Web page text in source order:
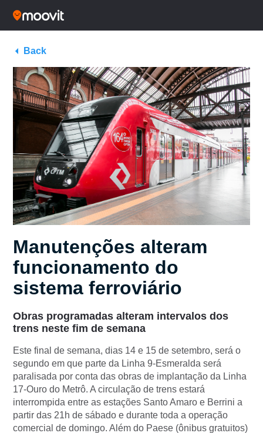
Back
Manutenções alteram
funcionamento do
sistema ferroviário
Obras programadas alteram intervalos dos
trens neste fim de semana
Este final de semana, dias 14 e 15 de setembro, será o
segundo em que parte da Linha 9-Esmeralda será
paralisada por conta das obras de implantação da Linha
17-Ouro do Metrô. A circulação de trens estará
interrompida entre as estações Santo Amaro e Berrini a
partir das 21h de sábado e durante toda a operação
comercial de domingo. Além do Paese (ônibus gratuitos)